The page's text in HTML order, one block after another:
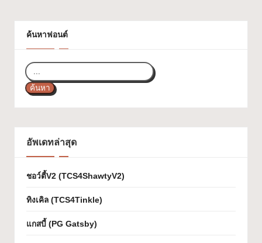
ใ
ช้
ไ
ด้
ทุ
ก
โ
ป
ร
เจ
ค้นหาฟอนต์
ค้นหา
อัพเดทล่าสุด
ชอว์ตี้V2 (TCS4ShawtyV2)
ทิงเคิล (TCS4Tinkle)
แกสบี้ (PG Gatsby)